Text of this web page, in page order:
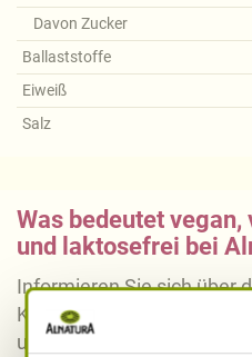
Davon Zucker
Ballaststoffe
Eiweiß
Salz
Was bedeutet
und laktosefrei bei
Informieren Sie sich über
Kennzeichnung von
und laktosefreien Alnatura